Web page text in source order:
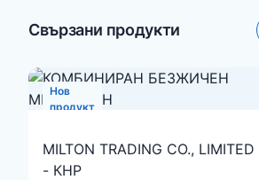
Свързани продукти
Нов
продукт
MILTON TRADING CO., LIMITED
- КНР